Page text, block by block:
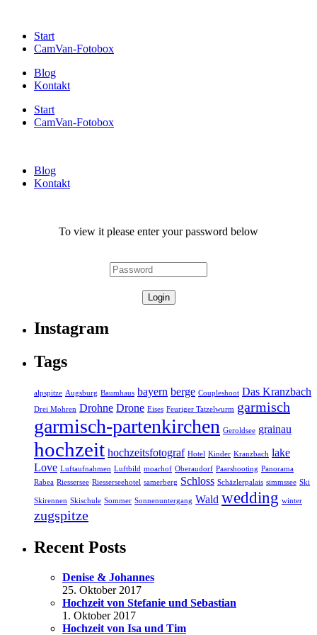
Start
CamVan-Fotobox
Blog
Kontakt
Start
CamVan-Fotobox
Blog
Kontakt
To view it please enter your password below
Instagram
Tags
alpspitze Augsburg Baumhaus bayern berge Coupleshoot Das Kranzbach
Drei Mohren Drohne Drone Eises Feuriger Tatzelwurm garmisch
garmisch-partenkirchen Geroldsee grainau
hochzeit hochzeitsfotograf Hotel Kinder Kranzbach lake
Love Luftaufnahmen Luftbild moarhof Oberaudorf Paarshooting Panorama
Rabea Riessersee Riesserseehotel samerberg Schloss Schäzlerpalais simmssee Ski
Skirennen Skischule Sommer Sonnenuntergang Wald wedding winter
zugspitze
Recent Posts
Denise & Johannes
25. Oktober 2017
Hochzeit von Stefanie und Sebastian
1. Oktober 2017
Hochzeit von Isa und Tim